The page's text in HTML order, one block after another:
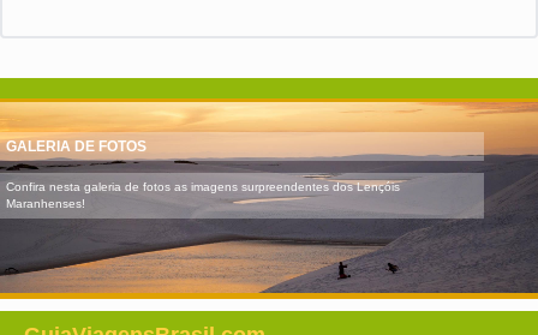
GALERIA DE FOTOS
Confira nesta galeria de fotos as imagens surpreendentes dos Lençóis
Maranhenses!